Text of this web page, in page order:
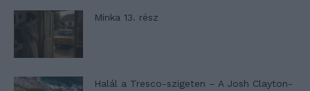
Minka 13. rész
Halál a Tresco-szigeten – A Josh Clayton-